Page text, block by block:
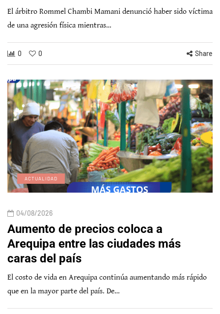
El árbitro Rommel Chambi Mamani denunció haber sido víctima
de una agresión física mientras…
0 0 Share
ACTUALIDAD
04/08/2026
Aumento de precios coloca a
Arequipa entre las ciudades más
caras del país
El costo de vida en Arequipa continúa aumentando más rápido
que en la mayor parte del país. De…